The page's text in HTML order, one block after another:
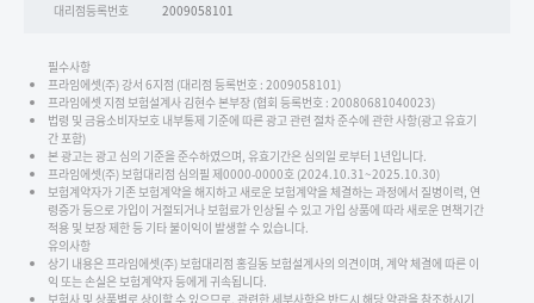
대리점등록번호
2009058101
필수사항
프라임에셋(주) 강서 6지점 (대리점 등록번호 : 2009058101)
프라임에셋 지점 보험설계사 김현수 본부장 (협회 등록번호 : 20080681040023)
법령 및 금융소비자보호 내부통제 기준에 따른 광고 관련 절차 준수에 관한 사항(광고 유효기
간 포함)
본 광고는 광고 심의 기준을 준수하였으며, 유효기간은 심의일 로부터 1년입니다.
프라임에셋(주) 보험대리점 심의필 제0000-0000호 (2024.10.31~2025.10.30)
보험계약자가 기존 보험계약을 해지하고 새로운 보험계약을 체결하는 과정에서 질병이력, 연
령증가 등으로 가입이 거절되거나 보험료가 인상될 수 있고 가입 상품에 따라 새로운 면책기간
적용 및 보장 제한 등 기타 불이익이 발생할 수 있습니다.
유의사항
상기 내용은 프라임에셋(주) 보험대리점 홍길동 보험설계사의 의견이며, 계약 체결에 따른 이
익 또는 손실은 보험계약자 등에게 귀속됩니다.
보험사 및 상품별로 상이할 수 있으므로, 관련한 세부사항은 반드시 해당 약관을 참조하시기